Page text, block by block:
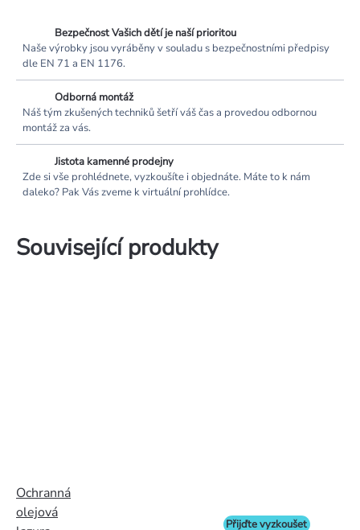
Bezpečnost Vašich dětí je naší prioritou
Naše výrobky jsou vyráběny v souladu s bezpečnostními předpisy
dle EN 71 a EN 1176.
Odborná montáž
Náš tým zkušených techniků šetří váš čas a provedou odbornou
montáž za vás.
Jistota kamenné prodejny
Zde si vše prohlédnete, vyzkoušíte i objednáte. Máte to k nám
daleko? Pak Vás zveme k virtuální prohlídce.
Související produkty
Ochranná
olejová
Přijďte vyzkoušet